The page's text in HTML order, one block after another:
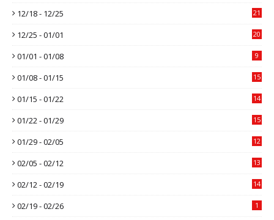
12/18 - 12/25 21
12/25 - 01/01 20
01/01 - 01/08 9
01/08 - 01/15 15
01/15 - 01/22 14
01/22 - 01/29 15
01/29 - 02/05 12
02/05 - 02/12 13
02/12 - 02/19 14
02/19 - 02/26 1